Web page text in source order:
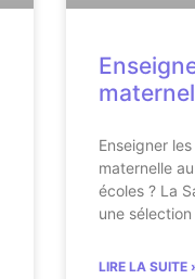
Enseigner
maternelle
écoles ? La
une
LIRE LA SUITE